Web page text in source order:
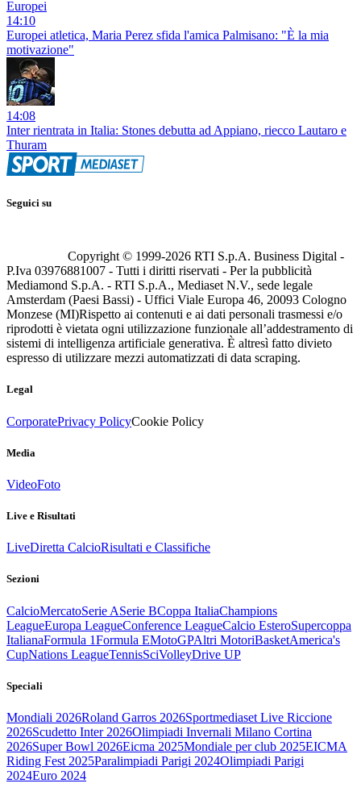
Europei
14:10
Europei atletica, Maria Perez sfida l'amica Palmisano: "È la mia
motivazione"
14:08
Inter rientrata in Italia: Stones debutta ad Appiano, riecco Lautaro e
Thuram
Seguici su
Copyright © 1999-2026 RTI S.p.A. Business Digital -
P.Iva 03976881007 - Tutti i diritti riservati - Per la pubblicità
Mediamond S.p.A. - RTI S.p.A., Mediaset N.V., sede legale
Amsterdam (Paesi Bassi) - Uffici Viale Europa 46, 20093 Cologno
Monzese (MI)Rispetto ai contenuti e ai dati personali trasmessi e/o
riprodotti è vietata ogni utilizzazione funzionale all’addestramento di
sistemi di intelligenza artificiale generativa. È altresì fatto divieto
espresso di utilizzare mezzi automatizzati di data scraping.
Legal
CorporatePrivacy PolicyCookie Policy
Media
VideoFoto
Live e Risultati
LiveDiretta CalcioRisultati e Classifiche
Sezioni
CalcioMercatoSerie ASerie BCoppa ItaliaChampions
LeagueEuropa LeagueConference LeagueCalcio EsteroSupercoppa
ItalianaFormula 1Formula EMotoGPAltri MotoriBasketAmerica's
CupNations LeagueTennisSciVolleyDrive UP
Speciali
Mondiali 2026Roland Garros 2026Sportmediaset Live Riccione
2026Scudetto Inter 2026Olimpiadi Invernali Milano Cortina
2026Super Bowl 2026Eicma 2025Mondiale per club 2025EICMA
Riding Fest 2025Paralimpiadi Parigi 2024Olimpiadi Parigi
2024Euro 2024